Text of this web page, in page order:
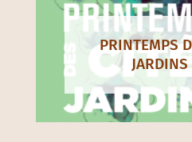
PRINTEMPS